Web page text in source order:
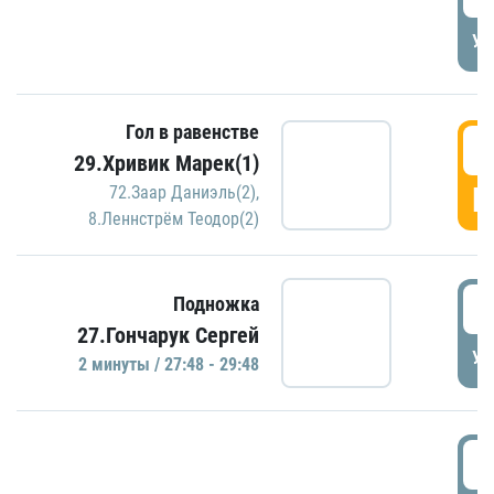
Гол в равенстве
29.Хривик Марек(1)
72.Заар Даниэль(2),
8.Леннстрём Теодор(2)
Подножка
27.Гончарук Сергей
2 минуты / 27:48 - 29:48